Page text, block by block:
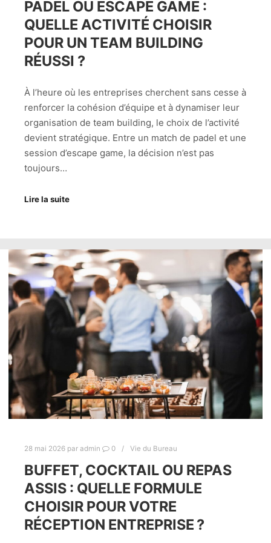
PADEL OU ESCAPE GAME :
QUELLE ACTIVITÉ CHOISIR
POUR UN TEAM BUILDING
RÉUSSI ?
À l’heure où les entreprises cherchent sans cesse à
renforcer la cohésion d’équipe et à dynamiser leur
organisation de team building, le choix de l’activité
devient stratégique. Entre un match de padel et une
session d’escape game, la décision n’est pas
toujours…
Lire la suite
28 mai 2026 par admin 0 Vie du Bureau
BUFFET, COCKTAIL OU REPAS
ASSIS : QUELLE FORMULE
CHOISIR POUR VOTRE
RÉCEPTION ENTREPRISE ?